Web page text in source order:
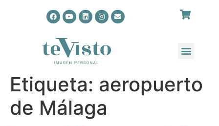
Etiqueta: aeropuerto
de Málaga